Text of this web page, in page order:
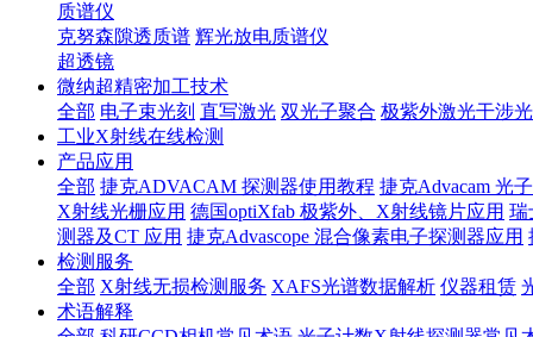
质谱仪
克努森隙透质谱 辉光放电质谱仪
超透镜
微纳超精密加工技术
全部 电子束光刻 直写激光 双光子聚合 极紫外激光干涉
工业X射线在线检测
产品应用
全部 捷克ADVACAM 探测器使用教程 捷克Advacam 光
X射线光栅应用 德国optiXfab 极紫外、X射线镜片应用 瑞
测器及CT 应用 捷克Advascope 混合像素电子探测器应用
检测服务
全部 X射线无损检测服务 XAFS光谱数据解析 仪器租赁
术语解释